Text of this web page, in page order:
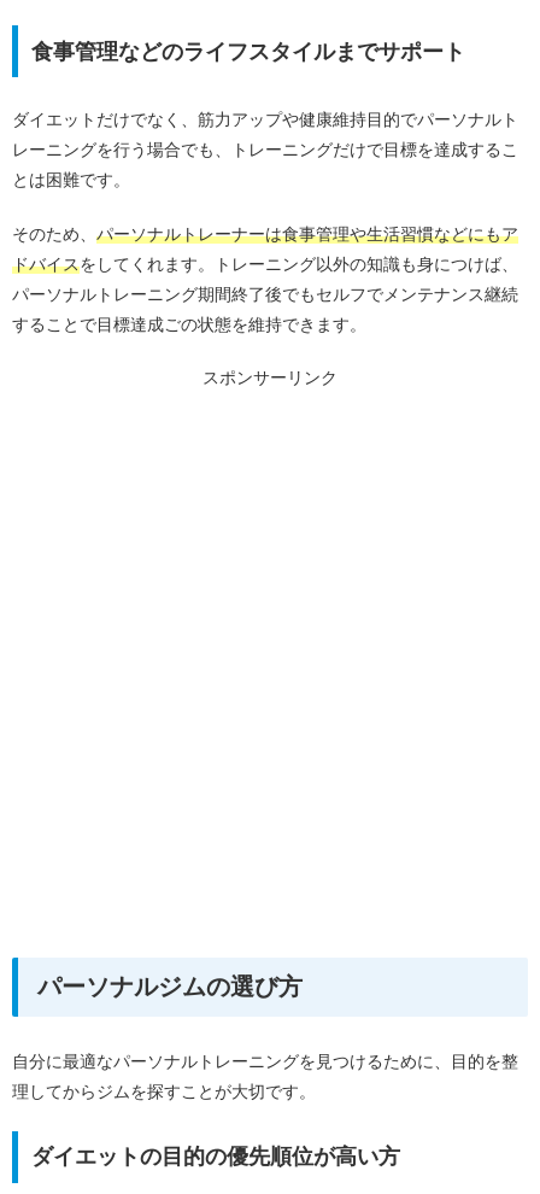
食事管理などのライフスタイルまでサポート
ダイエットだけでなく、筋力アップや健康維持目的でパーソナルト
レーニングを行う場合でも、トレーニングだけで目標を達成するこ
とは困難です。
そのため、 パーソナルトレーナーは食事管理や生活習慣などにもア
ドバイスをしてくれます。トレーニング以外の知識も身につけば、
パーソナルトレーニング期間終了後でもセルフでメンテナンス継続
することで目標達成ごの状態を維持できます。
スポンサーリンク
パーソナルジムの選び方
自分に最適なパーソナルトレーニングを見つけるために、目的を整
理してからジムを探すことが大切です。
ダイエットの目的の優先順位が高い方